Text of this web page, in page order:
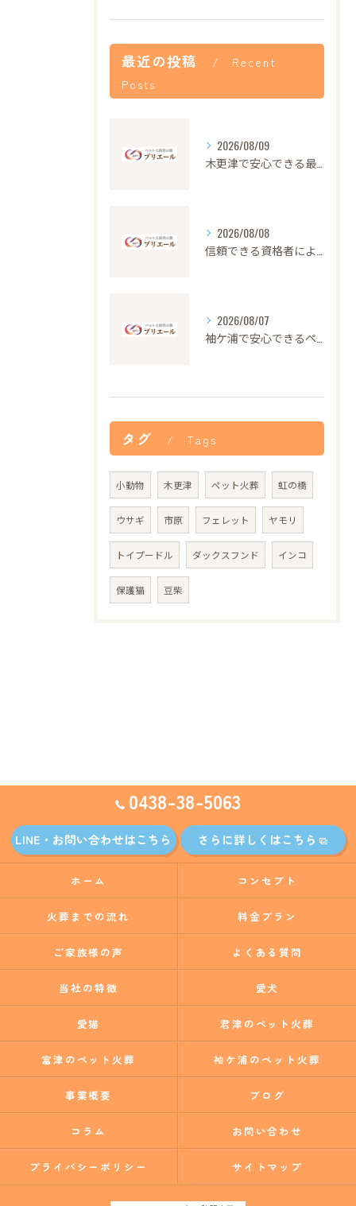
最近の投稿
Recent
Posts
2026/08/09
2026/08/08
2026/08/07
タグ Tags
小動物 木更津 ペット火葬 虹の橋
ウサギ 市原 フェレット ヤモリ
トイプードル ダックスフンド インコ
保護猫 豆柴
0438-38-5063
LINE・お問い合わせはこちら さらに詳しくはこちら
ホーム コンセプト
火葬までの流れ 料金プラン
ご家族様の声 よくある質問
当社の特徴 愛犬
愛猫 君津のペット火葬
富津のペット火葬 袖ケ浦のペット火葬
事業概要 ブログ
コラム お問い合わせ
プライバシーポリシー サイトマップ